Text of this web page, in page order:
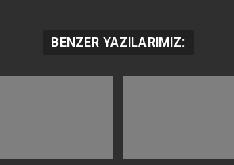
BENZER YAZILARIMIZ: